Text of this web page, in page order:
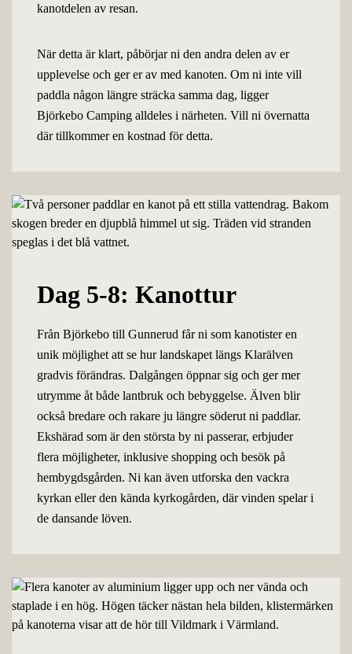
kanotdelen av resan.
När detta är klart, påbörjar ni den andra delen av er
upplevelse och ger er av med kanoten. Om ni inte vill
paddla någon längre sträcka samma dag, ligger
Björkebo Camping alldeles i närheten. Vill ni övernatta
där tillkommer en kostnad för detta.
Dag 5-8: Kanottur
Från Björkebo till Gunnerud får ni som kanotister en
unik möjlighet att se hur landskapet längs Klarälven
gradvis förändras. Dalgången öppnar sig och ger mer
utrymme åt både lantbruk och bebyggelse. Älven blir
också bredare och rakare ju längre söderut ni paddlar.
Ekshärad som är den största by ni passerar, erbjuder
flera möjligheter, inklusive shopping och besök på
hembygdsgården. Ni kan även utforska den vackra
kyrkan eller den kända kyrkogården, där vinden spelar i
de dansande löven.